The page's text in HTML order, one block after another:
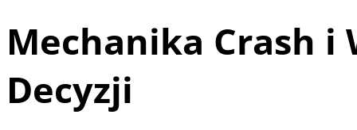
Mechanika Crash i
Decyzji